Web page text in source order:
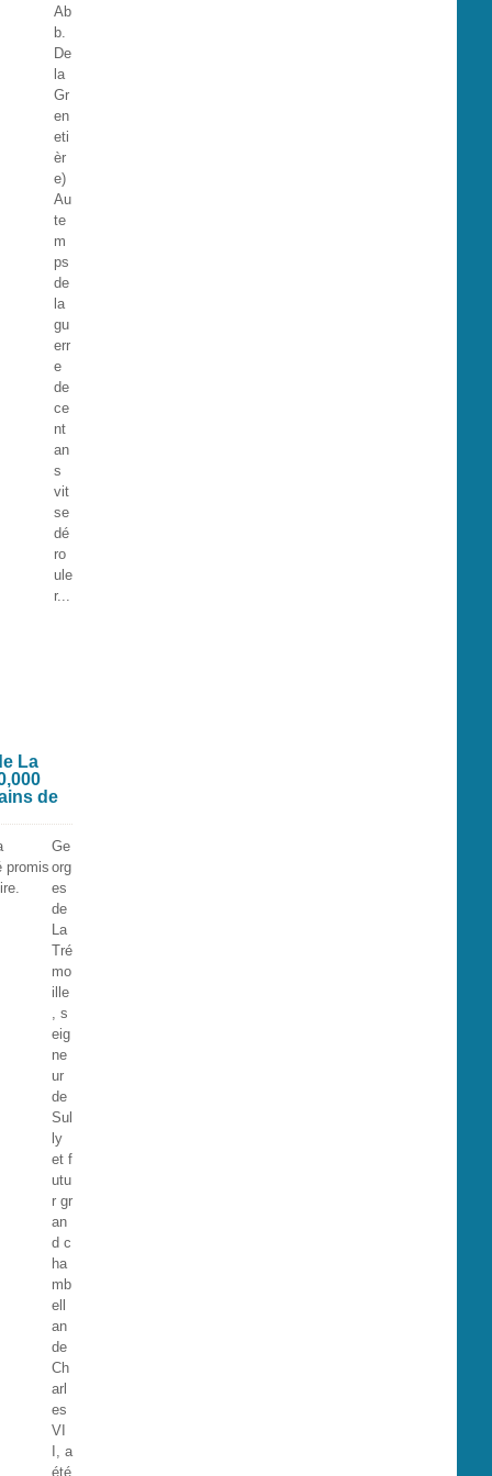
Ab
b.
De
la
Gr
en
eti
èr
e)
Au
te
m
ps
de
la
gu
err
e
de
ce
nt
an
s
vit
se
dé
ro
ule
r...
La
de
Ge
org
es
de
La
Tré
mo
ille
, s
eig
ne
ur
de
Sul
ly
et f
utu
r gr
an
d c
ha
mb
ell
an
de
Ch
arl
es
VI
I, a
été